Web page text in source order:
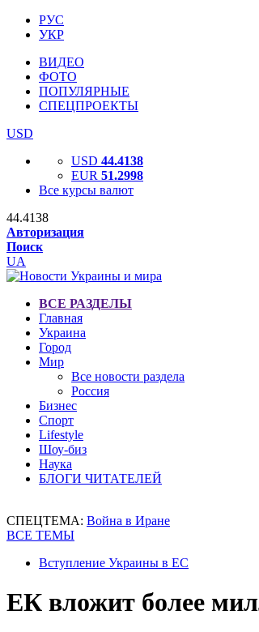
РУС
УКР
ВИДЕО
ФОТО
ПОПУЛЯРНЫЕ
СПЕЦПРОЕКТЫ
USD
USD 44.4138
EUR 51.2998
Все курсы валют
44.4138
Авторизация
Поиск
UA
ВСЕ РАЗДЕЛЫ
Главная
Украина
Город
Мир
Все новости раздела
Россия
Бизнес
Спорт
Lifestyle
Шоу-биз
Наука
БЛОГИ ЧИТАТЕЛЕЙ
СПЕЦТЕМА: Война в Иране
ВСЕ ТЕМЫ
Вступление Украины в ЕС
ЕК вложит более